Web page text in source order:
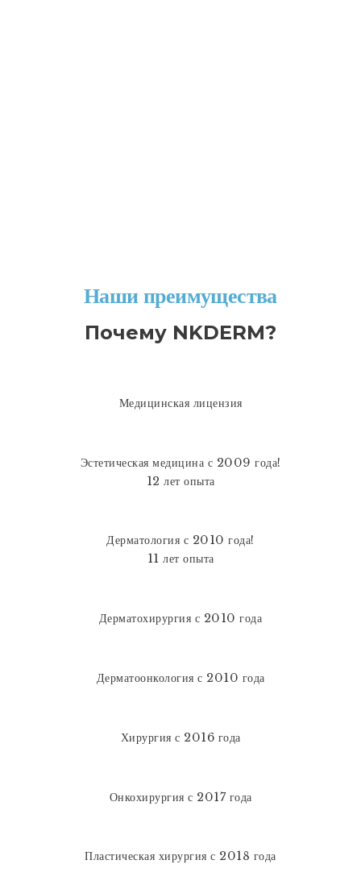
Наши преимущества
Почему NKDERM?
Медицинская лицензия
Эстетическая медицина с 2009 года!
12 лет опыта
Дерматология с 2010 года!
11 лет опыта
Дерматохирургия с 2010 года
Дерматоонкология с 2010 года
Хирургия с 2016 года
Онкохирургия с 2017 года
Пластическая хирургия с 2018 года